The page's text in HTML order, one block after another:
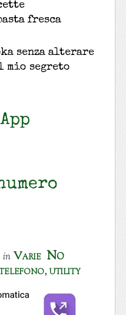
fresca
senza alterare
segreto
in Varie No
,utility